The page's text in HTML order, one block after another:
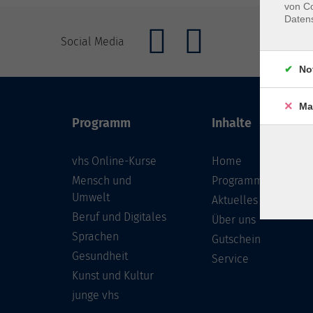
Social Media
Programm
vhs Online-Kurse
Mensch und
Umwelt
Beruf und Digitales
Sprachen
Gesundheit
Kunst und Kultur
junge vhs
Inhalte
Home
Programmheft
Aktuelles
Über uns
Gutschein
Service
von